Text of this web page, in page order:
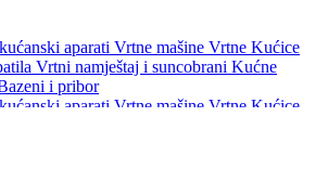
aparati Vrtne mašine Vrtne Kućice
Vrtni namještaj i suncobrani Kućne
i pribor
aparati Vrtne mašine Vrtne Kućice